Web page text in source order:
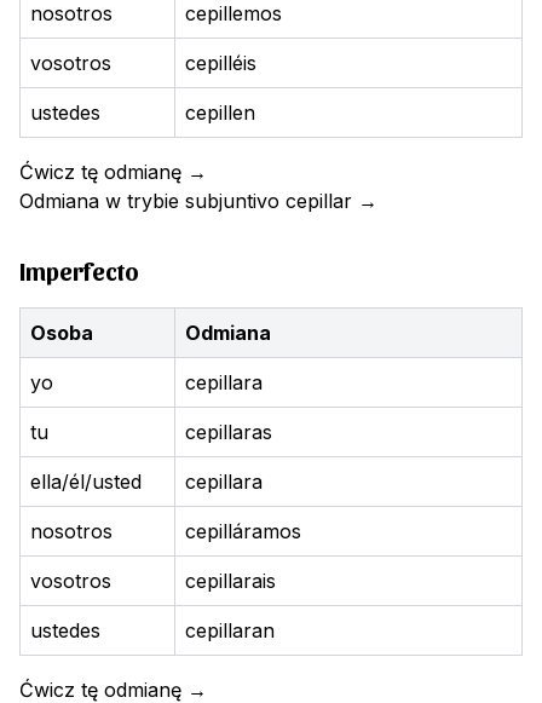
nosotros cepillemos
vosotros cepilléis
ustedes cepillen
Ćwicz tę odmianę →
Odmiana w trybie subjuntivo cepillar →
Imperfecto
Osoba Odmiana
yo cepillara
tu cepillaras
ella/él/usted cepillara
nosotros cepilláramos
vosotros cepillarais
ustedes cepillaran
Ćwicz tę odmianę →